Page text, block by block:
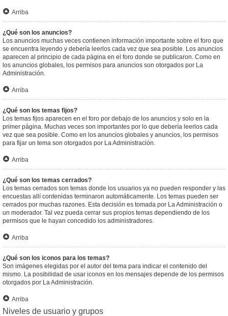
Arriba
¿Qué son los anuncios?
Los anuncios muchas veces contienen información importante sobre el foro que
se encuentra leyendo y debería leerlos cada vez que sea posible. Los anuncios
aparecen al principio de cada página en el foro donde se publicaron. Como en
los anuncios globales, los permisos para anuncios son otorgados por La
Administración.
Arriba
¿Qué son los temas fijos?
Los temas fijos aparecen en el foro por debajo de los anuncios y solo en la
primer página. Muchas veces son importantes por lo que debería leerlos cada
vez que sea posible. Como en los anuncios globales y anuncios, los permisos
para fijar un tema son otorgados por La Administración.
Arriba
¿Qué son los temas cerrados?
Los temas cerrados son temas donde los usuarios ya no pueden responder y las
encuestas allí contenidas terminaron automáticamente. Los temas pueden ser
cerrados por muchas razones. Esta decisión es tomada por La Administración o
un moderador. Tal vez pueda cerrar sus propios temas dependiendo de los
permisos que le hayan concedido los administradores.
Arriba
¿Qué son los iconos para los temas?
Son imágenes elegidas por el autor del tema para indicar el contenido del
mismo. La posibilidad de usar iconos en los mensajes depende de los permisos
otorgados por La Administración.
Arriba
Niveles de usuario y grupos